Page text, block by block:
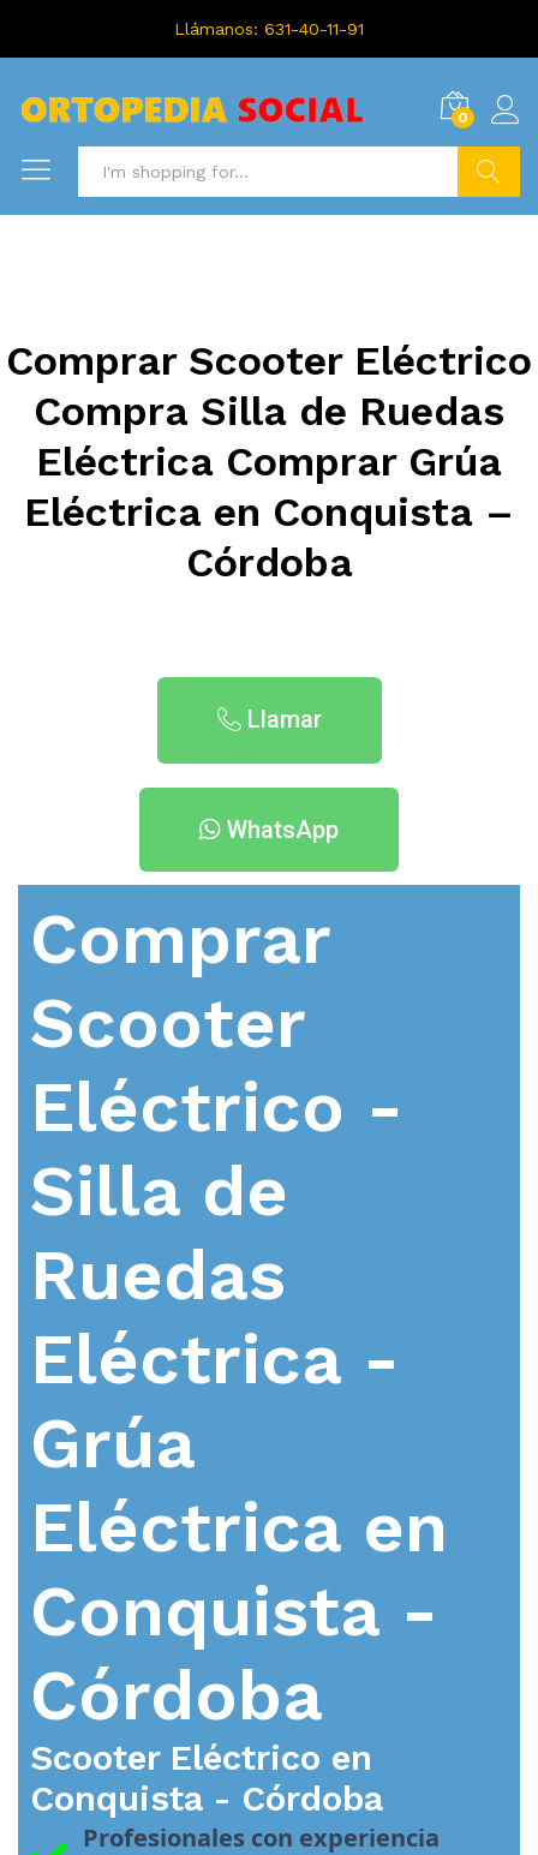
Llámanos: 631-40-11-91
0
Comprar Scooter Eléctrico
Compra Silla de Ruedas
Eléctrica Comprar Grúa
Eléctrica en Conquista –
Córdoba
Llamar
WhatsApp
Comprar
Scooter
Eléctrico -
Silla de
Ruedas
Eléctrica -
Grúa
Eléctrica en
Conquista -
Córdoba
Scooter Eléctrico en
Conquista - Córdoba
Profesionales con experiencia